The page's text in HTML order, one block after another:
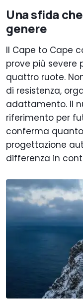
Una sfida
genere
Il Cape to Cape
prove più severe
quattro ruote.
di resistenza,
adattamento. Il
riferimento per
conferma
progettazione
differenza in